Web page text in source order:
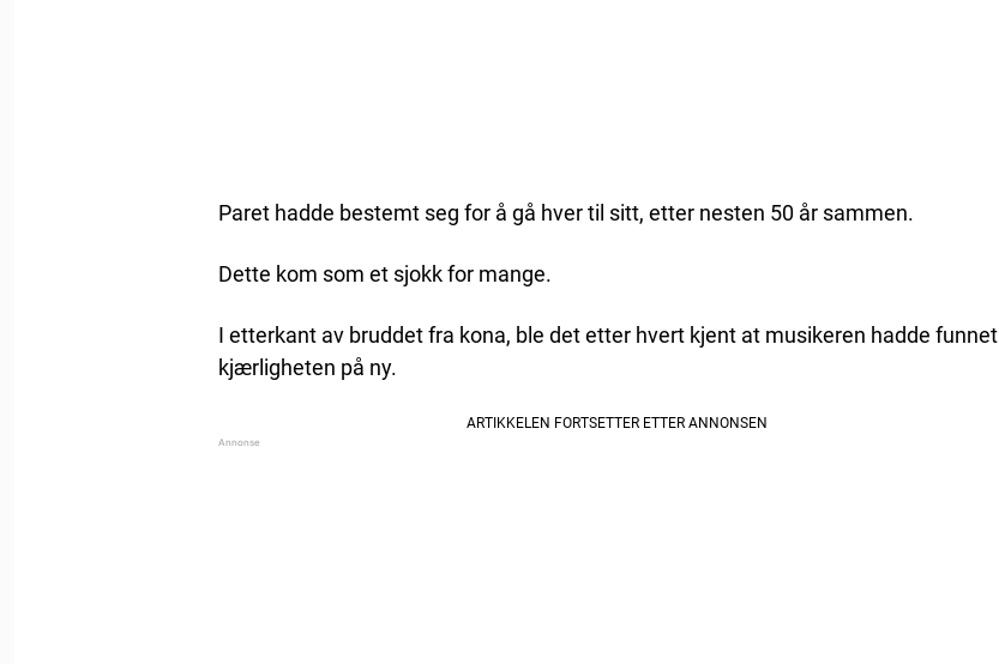
Paret hadde bestemt seg for å gå hver til sitt, etter nesten 50 år sammen.
Dette kom som et sjokk for mange.
I etterkant av bruddet fra kona, ble det etter hvert kjent at musikeren hadde funnet
kjærligheten på ny.